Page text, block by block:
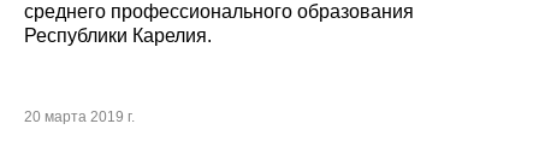
среднего профессионального образования
Республики Карелия.
20 марта 2019 г.